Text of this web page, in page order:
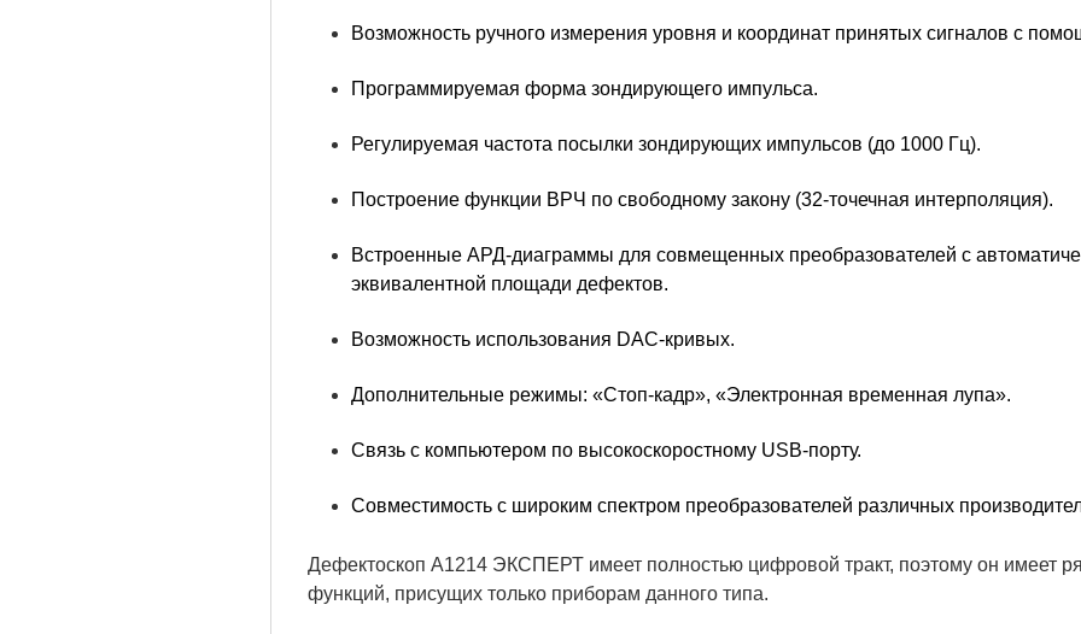
Возможность ручного измерения уровня и координат принятых сигналов с
Программируемая форма зондирующего импульса.
Регулируемая частота посылки зондирующих импульсов (до 1000 Гц).
Построение функции ВРЧ по свободному закону (32-точечная интерполяция).
Встроенные АРД-диаграммы для совмещенных преобразователей с
эквивалентной площади дефектов.
Возможность использования DAC-кривых.
Дополнительные режимы: «Стоп-кадр», «Электронная временная лупа».
Связь с компьютером по высокоскоростному USB-порту.
Совместимость с широким спектром преобразователей различных
Дефектоскоп А1214 ЭКСПЕРТ имеет полностью цифровой тракт, поэтому он имеет
функций, присущих только приборам данного типа.